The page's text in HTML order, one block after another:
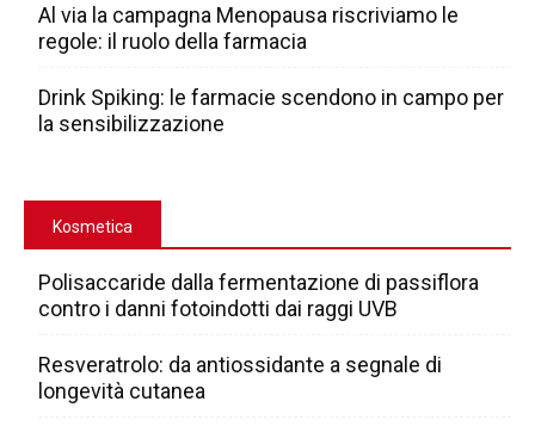
Al via la campagna Menopausa riscriviamo le
regole: il ruolo della farmacia
Drink Spiking: le farmacie scendono in campo per
la sensibilizzazione
Kosmetica
Polisaccaride dalla fermentazione di passiflora
contro i danni fotoindotti dai raggi UVB
Resveratrolo: da antiossidante a segnale di
longevità cutanea